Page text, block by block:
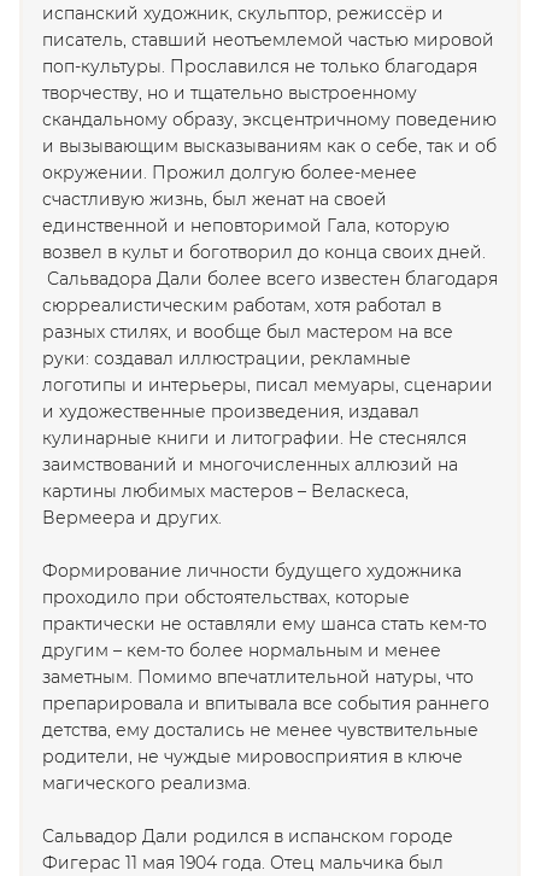
испанский художник, скульптор, режиссёр и
писатель, ставший неотъемлемой частью мировой
поп-культуры. Прославился не только благодаря
творчеству, но и тщательно выстроенному
скандальному образу, эксцентричному поведению
и вызывающим высказываниям как о себе, так и об
окружении. Прожил долгую более-менее
счастливую жизнь, был женат на своей
единственной и неповторимой Гала, которую
возвел в культ и боготворил до конца своих дней.
Сальвадора Дали более всего известен благодаря
сюрреалистическим работам, хотя работал в
разных стилях, и вообще был мастером на все
руки: создавал иллюстрации, рекламные
логотипы и интерьеры, писал мемуары, сценарии
и художественные произведения, издавал
кулинарные книги и литографии. Не стеснялся
заимствований и многочисленных аллюзий на
картины любимых мастеров – Веласкеса,
Вермеера и других.
Формирование личности будущего художника
проходило при обстоятельствах, которые
практически не оставляли ему шанса стать кем-то
другим – кем-то более нормальным и менее
заметным. Помимо впечатлительной натуры, что
препарировала и впитывала все события раннего
детства, ему достались не менее чувствительные
родители, не чуждые мировосприятия в ключе
магического реализма.
Сальвадор Дали родился в испанском городе
Фигерас 11 мая 1904 года. Отец мальчика был